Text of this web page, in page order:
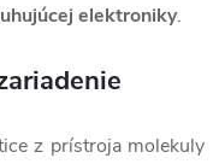
elektroniky.
z prístroja molekuly